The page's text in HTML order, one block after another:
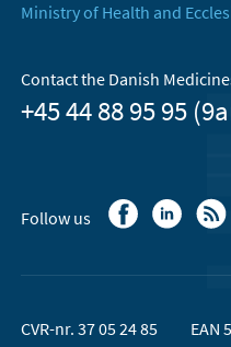
Ministry of Health and
Contact the Danish
+45 44 88 95 95
Follow us
CVR-nr. 37 05 24 85 EAN